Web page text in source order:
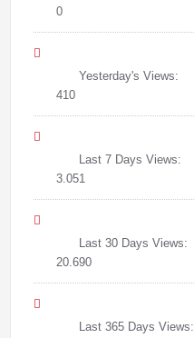
0
Yesterday's Views:
410
Last 7 Days Views:
3.051
Last 30 Days Views:
20.690
Last 365 Days Views: